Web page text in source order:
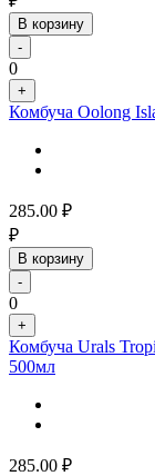
В корзину
-
0
+
Комбуча Oolong
285.00 ₽
₽
В корзину
-
0
+
Комбуча Urals
500мл
285.00 ₽